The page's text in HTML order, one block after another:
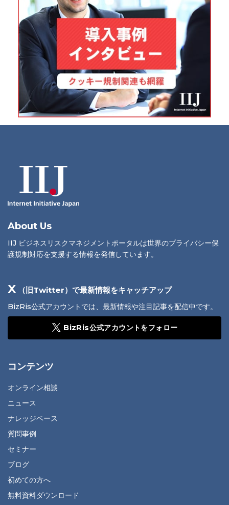
About Us
IIJ ビジネスリスクマネジメントポータルは世界のプライバシー保
護規制対応を支援する情報を発信しています。
X （旧Twitter）で最新情報をキャッチアップ
BizRis公式アカウントでは、最新情報や注目記事を配信中です。
BizRis公式アカウントをフォロー
コンテンツ
オンライン相談
ニュース
ナレッジベース
質問事例
セミナー
ブログ
初めての方へ
無料資料ダウンロード